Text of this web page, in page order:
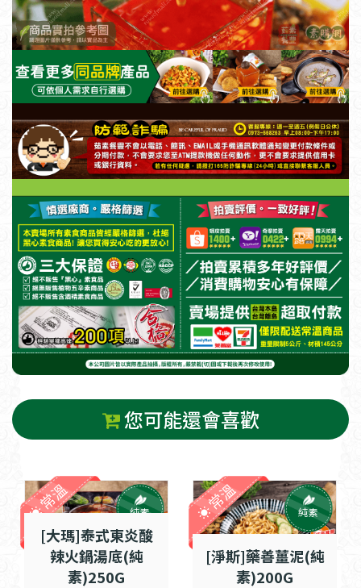
您可能還會喜歡
[大瑪]泰式東炎酸
辣火鍋湯底(純
素)250G
常溫 純素
[淨斯]藥善薑泥(純
素)200G
常溫 純素